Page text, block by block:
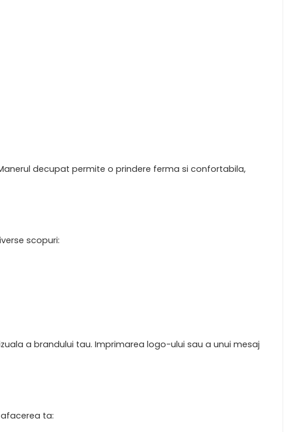
decupat permite o prindere ferma si confortabila,
scopuri:
a brandului tau. Imprimarea logo-ului sau a unui mesaj
ta: